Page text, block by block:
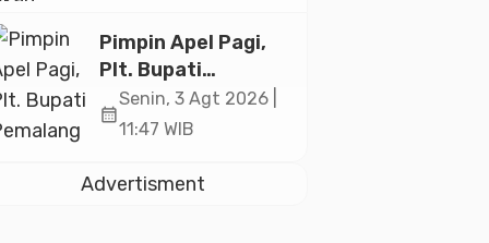
Istiqlal
Pimpin Apel Pagi,
Plt. Bupati
Pemalang
Tekankan Disiplin
untuk Pelayanan
calendar_month
Senin, 3 Agt 2026 |
11:47 WIB
Advertisment